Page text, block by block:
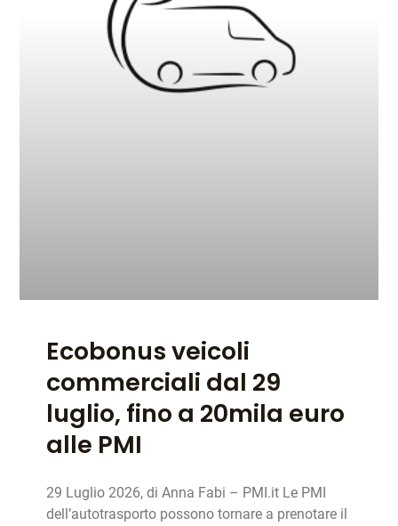
Ecobonus veicoli
commerciali dal 29
luglio, fino a 20mila euro
alle PMI
29 Luglio 2026, di Anna Fabi – PMI.it Le PMI
dell’autotrasporto possono tornare a prenotare il